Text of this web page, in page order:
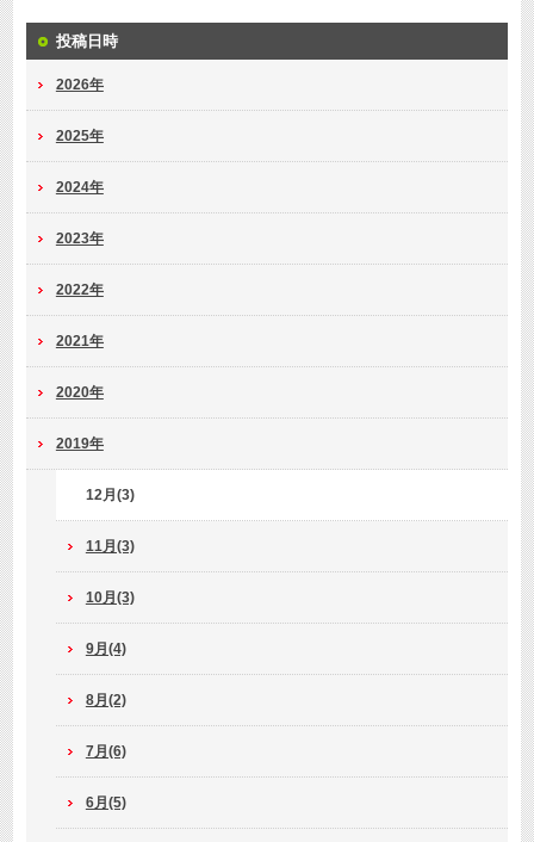
投稿日時
2026年
2025年
2024年
2023年
2022年
2021年
2020年
2019年
12月(3)
11月(3)
10月(3)
9月(4)
8月(2)
7月(6)
6月(5)